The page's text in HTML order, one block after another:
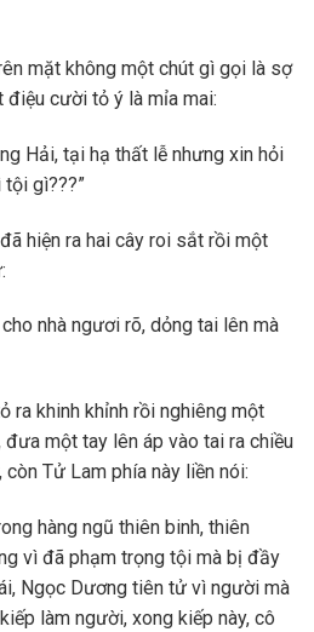
mặt không một chút gì gọi là sợ
điệu cười tỏ ý là mỉa mai:
Hải, tại hạ thất lễ nhưng xin hỏi
gì???”
hiện ra hai cây roi sắt rồi một
nhà ngươi rõ, dỏng tai lên mà
ra khinh khỉnh rồi nghiêng một
một tay lên áp vào tai ra chiều
còn Tử Lam phía này liền nói:
hàng ngũ thiên binh, thiên
vì đã phạm trọng tội mà bị đầy
Ngọc Dương tiên tử vì người mà
làm người, xong kiếp này, cô